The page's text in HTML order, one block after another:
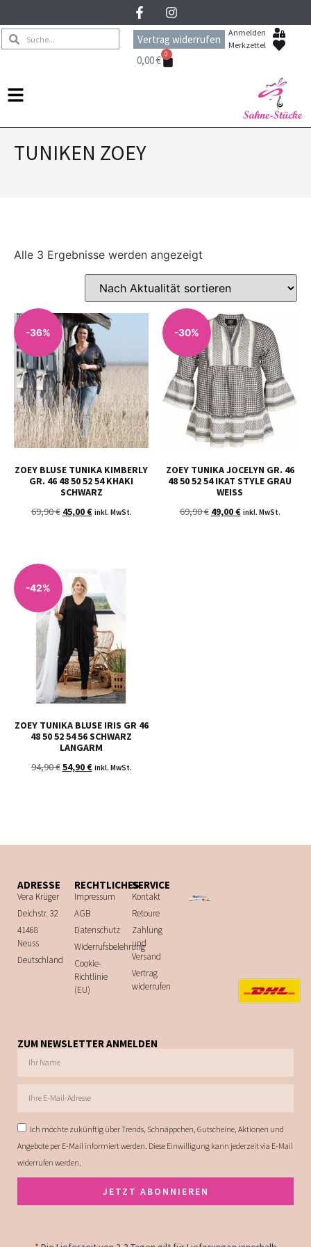
Vertrag widerrufen
Anmelden
Merkzettel
0,00€ 0
TUNIKEN ZOEY
Alle 3 Ergebnisse werden angezeigt
-36%
ZOEY BLUSE TUNIKA KIMBERLY
GR. 46 48 50 52 54 KHAKI
SCHWARZ
69,90€ 45,00€ inkl. MwSt.
-30%
ZOEY TUNIKA JOCELYN GR. 46
48 50 52 54 IKAT STYLE GRAU
WEISS
69,90€ 49,00€ inkl. MwSt.
-42%
ZOEY TUNIKA BLUSE IRIS GR 46
48 50 52 54 56 SCHWARZ
LANGARM
94,90€54,90€ inkl. MwSt.
ADRESSE
Vera Krüger
Deichstr. 32
41468
Neuss
Deutschland
RECHTLICHES
Impressum
AGB
Datenschutz
Widerrufsbelehrung
Cookie-
Richtlinie
(EU)
SERVICE
Kontakt
Retoure
Zahlung
und
Versand
Vertrag
widerrufen
ZUM NEWSLETTER ANMELDEN
Ich möchte zukünftig über Trends, Schnäppchen, Gutscheine, Aktionen und
Angebote per E-Mail informiert werden. Diese Einwilligung kann jederzeit via E-Mail
widerrufen werden.
JETZT ABONNIEREN